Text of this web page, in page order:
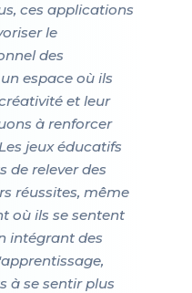
ces applications
le
des
espace où ils
et leur
à renforcer
jeux éducatifs
de relever des
réussites, même
où ils se sentent
intégrant des
à se sentir plus